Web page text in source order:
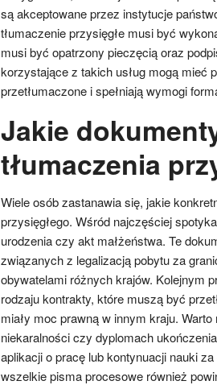
są akceptowane przez instytucje
tłumaczenie przysięgłe musi być
musi być opatrzony pieczęcią oraz
korzystające z takich usług mogą mieć
przetłumaczone i spełniają wymogi
Jakie
tłumaczenia
Wiele osób zastanawia się, jakie
przysięgłego. Wśród najczęściej
urodzenia czy akt małżeństwa. Te
związanych z legalizacją pobytu za
obywatelami różnych krajów. Kolejnym
rodzaju kontrakty, które muszą być
miały moc prawną w innym kraju.
niekaralności czy dyplomach
aplikacji o pracę lub kontynuacji nauki
wszelkie pisma procesowe również